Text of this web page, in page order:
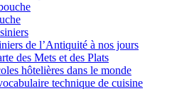
de l’Antiquité à nos jours
des Mets et des Plats
hôtelières dans le monde
technique de cuisine